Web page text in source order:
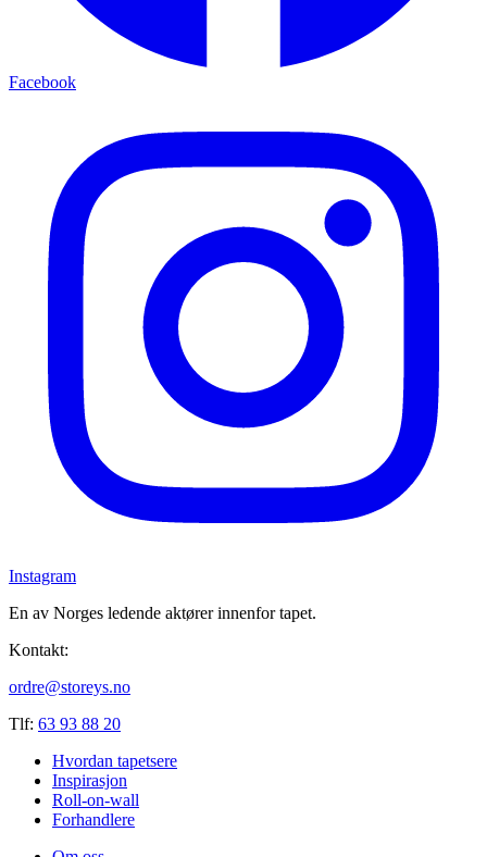
Facebook
Instagram
En av Norges ledende aktører innenfor tapet.
Kontakt:
ordre@storeys.no
Tlf: 63 93 88 20
Hvordan tapetsere
Inspirasjon
Roll-on-wall
Forhandlere